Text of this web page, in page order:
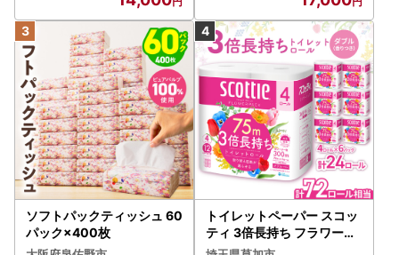
ソフトパックティッシュ 60
パック×400枚
トイレットペーパー スコッ
ティ 3倍長持ち フラワーパ
ック 4ロール×6P